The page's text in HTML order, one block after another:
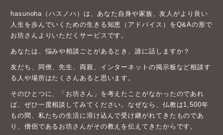
hasunoha（ハスノハ）は、あなた自身や家族、友人がより良い
人生を歩んでいくための生きる知恵（アドバイス）をQ&Aの形で
お坊さんよりいただくサービスです。
あなたは、悩みや相談ごとがあるとき、誰に話しますか？
友だち、同僚、先生、両親、インターネットの掲示板など相談す
る人や場所はたくさんあると思います。
そのひとつに、「お坊さん」を考えたことがなかったのであれ
ば、ぜひ一度相談してみてください。なぜなら、仏教は1,500年
もの間、私たちの生活に溶け込んで受け継がれてきたものであ
り、僧侶であるお坊さんがその教えを伝えてきたからです。